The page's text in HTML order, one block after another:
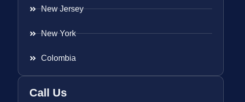
New Jersey
New York
Colombia
Call Us